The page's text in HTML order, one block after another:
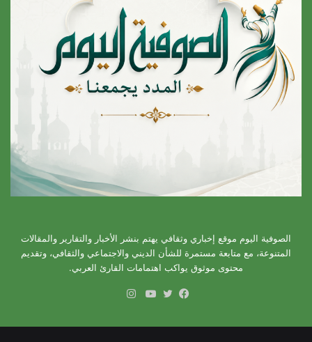
الصوفية اليوم موقع إخباري وثقافي يهتم بنشر الأخبار والتقارير والمقالات
المتنوعة، مع متابعة مستمرة للشأن الديني والاجتماعي والثقافي، وتقديم
محتوى موثوق يواكب اهتمامات القارئ العربي.